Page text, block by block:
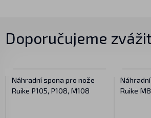
Doporučujeme
Náhradní spona pro nože
Ruike P105, P108, M108
Ruike